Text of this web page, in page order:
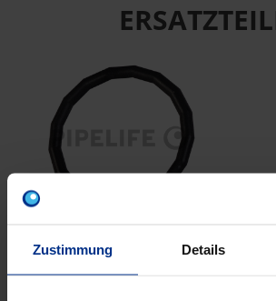
Zustimmung Details
CP-DR15